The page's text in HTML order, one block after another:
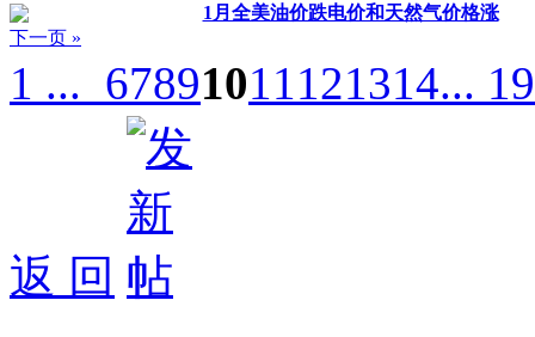
1月全美油价跌电价和天然气价格涨
下一页 »
1 ... 67891011121314...
返 回